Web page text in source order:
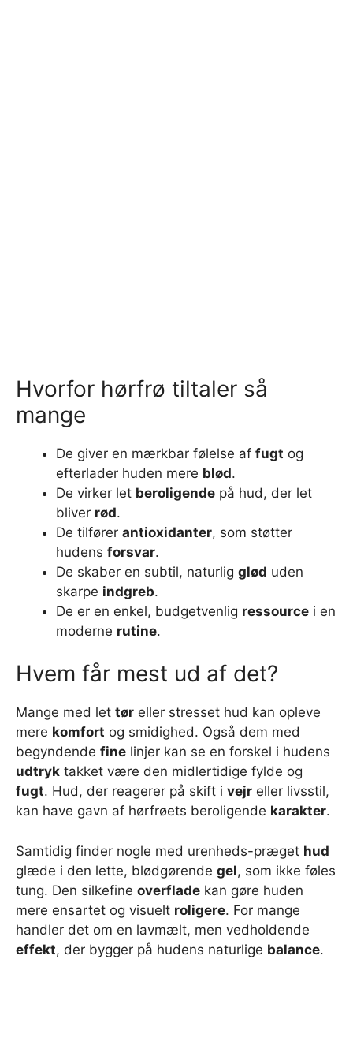
Hvorfor hørfrø tiltaler så
mange
De giver en mærkbar følelse af fugt og
efterlader huden mere blød.
De virker let beroligende på hud, der let
bliver rød.
De tilfører antioxidanter, som støtter
hudens forsvar.
De skaber en subtil, naturlig glød uden
skarpe indgreb.
De er en enkel, budgetvenlig ressource i en
moderne rutine.
Hvem får mest ud af det?
Mange med let tør eller stresset hud kan opleve
mere komfort og smidighed. Også dem med
begyndende fine linjer kan se en forskel i hudens
udtryk takket være den midlertidige fylde og
fugt. Hud, der reagerer på skift i vejr eller livsstil,
kan have gavn af hørfrøets beroligende karakter.
Samtidig finder nogle med urenheds-præget hud
glæde i den lette, blødgørende gel, som ikke føles
tung. Den silkefine overflade kan gøre huden
mere ensartet og visuelt roligere. For mange
handler det om en lavmælt, men vedholdende
effekt, der bygger på hudens naturlige balance.